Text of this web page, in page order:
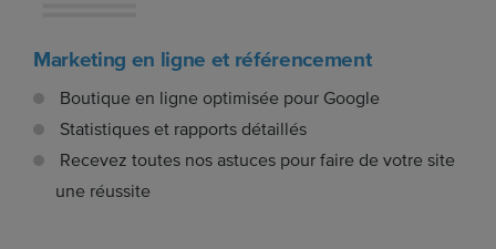
Marketing en ligne et référencement
Boutique en ligne optimisée pour Google
Statistiques et rapports détaillés
Recevez toutes nos astuces pour faire de votre site
une réussite